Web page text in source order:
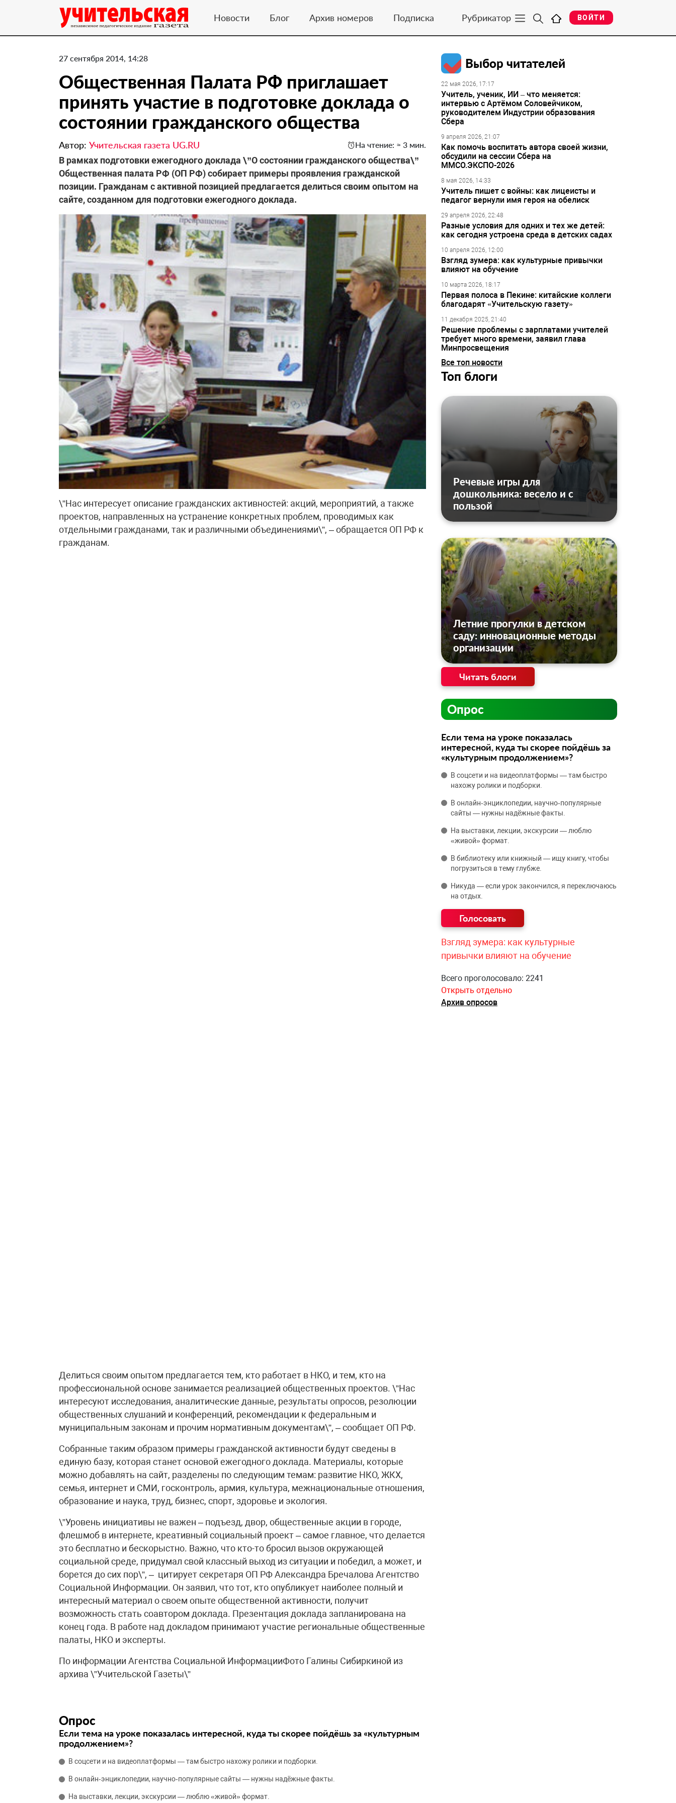
Новости Блог Архив номеров Подписка Рубрикатор ВОЙТИ
27 сентября 2014, 14:28
Общественная Палата РФ приглашает
принять участие в подготовке доклада о
состоянии гражданского общества
Автор: Учительская газета UG.RU На чтение: ≈ 3 мин.
В рамках подготовки ежегодного доклада \”О состоянии гражданского общества\”
Общественная палата РФ (ОП РФ) собирает примеры проявления гражданской
позиции. Гражданам с активной позицией предлагается делиться своим опытом на
сайте, созданном для подготовки ежегодного доклада.
\”Нас интересует описание гражданских активностей: акций, мероприятий, а также
проектов, направленных на устранение конкретных проблем, проводимых как
отдельными гражданами, так и различными объединениями\”, – обращается ОП РФ к
гражданам.
Делиться своим опытом предлагается тем, кто работает в НКО, и тем, кто на
профессиональной основе занимается реализацией общественных проектов. \”Нас
интересуют исследования, аналитические данные, результаты опросов, резолюции
общественных слушаний и конференций, рекомендации к федеральным и
муниципальным законам и прочим нормативным документам\”, – сообщает ОП РФ.
Собранные таким образом примеры гражданской активности будут сведены в
единую базу, которая станет основой ежегодного доклада. Материалы, которые
можно добавлять на сайт, разделены по следующим темам: развитие НКО, ЖКХ,
семья, интернет и СМИ, госконтроль, армия, культура, межнациональные отношения,
образование и наука, труд, бизнес, спорт, здоровье и экология.
\”Уровень инициативы не важен – подъезд, двор, общественные акции в городе,
флешмоб в интернете, креативный социальный проект – самое главное, что делается
это бесплатно и бескорыстно. Важно, что кто-то бросил вызов окружающей
социальной среде, придумал свой классный выход из ситуации и победил, а может, и
борется до сих пор\”, – цитирует секретаря ОП РФ Александра Бречалова Агентство
Социальной Информации. Он заявил, что тот, кто опубликует наиболее полный и
интересный материал о своем опыте общественной активности, получит
возможность стать соавтором доклада. Презентация доклада запланирована на
конец года. В работе над докладом принимают участие региональные общественные
палаты, НКО и эксперты.
По информации Агентства Социальной ИнформацииФото Галины Сибиркиной из
архива \”Учительской Газеты\”
Опрос
Если тема на уроке показалась интересной, куда ты скорее пойдёшь за «культурным
продолжением»?
В соцсети и на видеоплатформы — там быстро нахожу ролики и подборки.
В онлайн‑энциклопедии, научно‑популярные сайты — нужны надёжные факты.
На выставки, лекции, экскурсии — люблю «живой» формат.
Выбор читателей
22 мая 2026, 17:17
Учитель, ученик, ИИ – что меняется:
интервью с Артёмом Соловейчиком,
руководителем Индустрии образования
Сбера
9 апреля 2026, 21:07
Как помочь воспитать автора своей жизни,
обсудили на сессии Сбера на
ММСО.ЭКСПО-2026
8 мая 2026, 14:33
Учитель пишет с войны: как лицеисты и
педагог вернули имя героя на обелиск
29 апреля 2026, 22:48
Разные условия для одних и тех же детей:
как сегодня устроена среда в детских садах
10 апреля 2026, 12:00
Взгляд зумера: как культурные привычки
влияют на обучение
10 марта 2026, 18:17
Первая полоса в Пекине: китайские коллеги
благодарят «Учительскую газету»
11 декабря 2025, 21:40
Решение проблемы с зарплатами учителей
требует много времени, заявил глава
Минпросвещения
Все топ новости
Топ блоги
Речевые игры для
дошкольника: весело и с
пользой
Летние прогулки в детском
саду: инновационные методы
организации
Читать блоги
Опрос
Если тема на уроке показалась
интересной, куда ты скорее пойдёшь за
«культурным продолжением»?
В соцсети и на видеоплатформы — там быстро
нахожу ролики и подборки.
В онлайн‑энциклопедии, научно‑популярные
сайты — нужны надёжные факты.
На выставки, лекции, экскурсии — люблю
«живой» формат.
В библиотеку или книжный — ищу книгу, чтобы
погрузиться в тему глубже.
Никуда — если урок закончился, я переключаюсь
на отдых.
Взгляд зумера: как культурные
привычки влияют на обучение
Всего проголосовало: 2241
Открыть отдельно
Архив опросов